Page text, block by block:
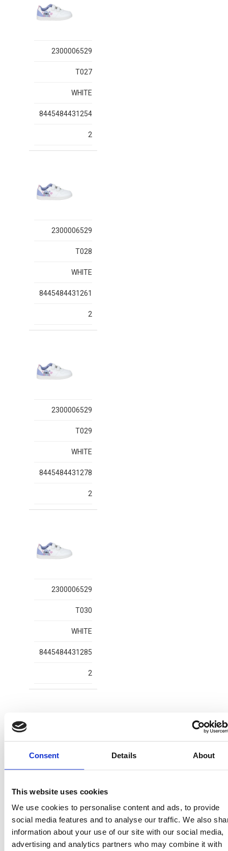
Consent Details About
This website uses cookies
We use cookies to personalise content and ads, to provide
social media features and to analyse our traffic. We also
information about your use of our site with our social media,
advertising and analytics partners who may combine it with
2300006529
T027
WHITE
8445484431254
2
2300006529
T028
WHITE
8445484431261
2
2300006529
T029
WHITE
8445484431278
2
2300006529
T030
WHITE
8445484431285
2
2300006529
T031
WHITE
8445484431292